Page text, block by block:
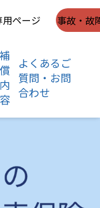
ページ 事故・故
補
償
内
容
よくあるご
質問・お問
合わせ